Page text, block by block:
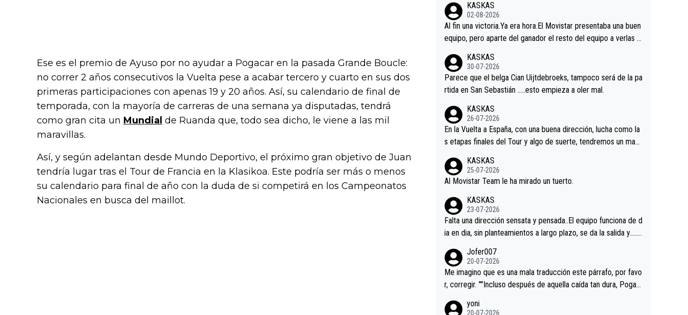
Ese es el premio de Ayuso por no ayudar a Pogacar en la pasada Grande Boucle:
no correr 2 años consecutivos la Vuelta pese a acabar tercero y cuarto en sus dos
primeras participaciones con apenas 19 y 20 años. Así, su calendario de final de
temporada, con la mayoría de carreras de una semana ya disputadas, tendrá
como gran cita un Mundial de Ruanda que, todo sea dicho, le viene a las mil
maravillas.
Así, y según adelantan desde Mundo Deportivo, el próximo gran objetivo de Juan
tendría lugar tras el Tour de Francia en la Klasikoa. Este podría ser más o menos
su calendario para final de año con la duda de si competirá en los Campeonatos
Nacionales en busca del maillot.
KASKAS
02-08-2026
Al fin una victoria.Ya era hora.El Movistar presentaba una buen
equipo, pero aparte del ganador el resto del equipo a verlas v
es.La única buena noticia es la mejoría de Enric Más en San S
ebastian.Si en la Vuelta a Burgos sigue la mejoría, podríamos t
ener alguna sorpresa en la Vuelta.Ojalá.
KASKAS
30-07-2026
Parece que el belga Cian Uijtdebroeks, tampoco será de la pa
rtida en San Sebastián …..esto empieza a oler mal.
KASKAS
26-07-2026
En la Vuelta a España, con una buena dirección, lucha como la
s etapas finales del Tour y algo de suerte, tendremos un magn
KASKAS
25-07-2026
Al Movistar Team le ha mirado un tuerto.
KASKAS
23-07-2026
Falta una dirección sensata y pensada..El equipo funciona de d
ia en dia, sin planteamientos a largo plazo, se da la salida y…..v
a, Minguez, Velez etc etc.Me da pena vivir estos momentos t
an tristes sin victorias.
Jofer007
20-07-2026
Me imagino que es una mala traducción este párrafo, por favo
r, corregir. ""Incluso después de aquella caída tan dura, Pogac
rd permaneció pegado a su rueda. Parecía increíble la forma
yoni
20-07-2026